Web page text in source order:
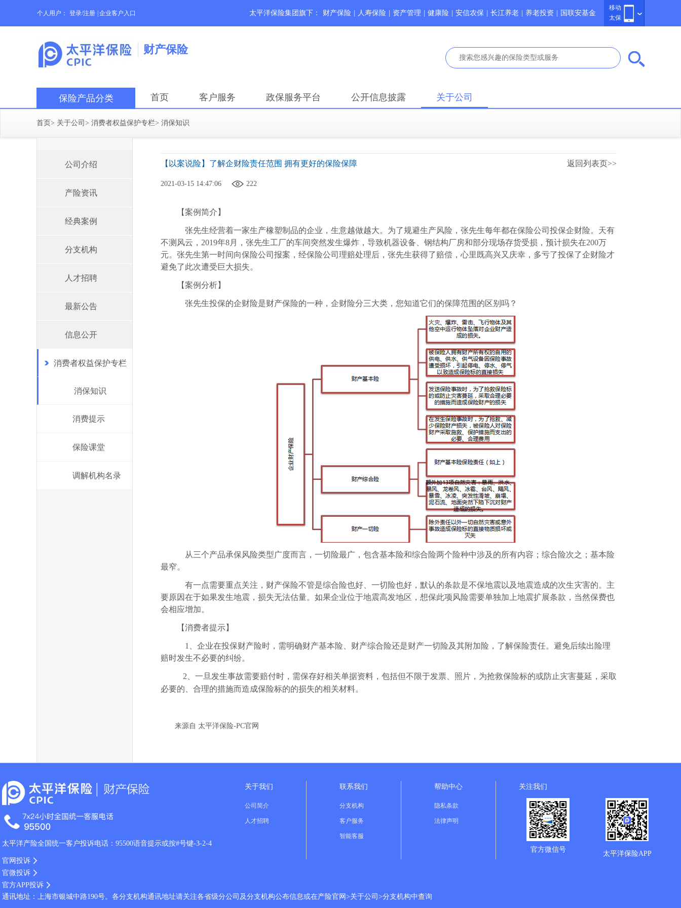
个人用户： 登录/注册 企业客户入口
移动
太保
太平洋保险集团旗下： 财产保险 人寿保险 资产管理 健康险 安信农保 长江养老 养老投资 国联安基金
财产保险
保险产品分类 首页 客户服务 政保服务平台 公开信息披露 关于公司
首页> 关于公司 > 消费者权益保护专栏> 消保知识
公司介绍
产险资讯
经典案例
分支机构
人才招聘
最新公告
信息公开
消费者权益保护专栏
消保知识
消费提示
保险课堂
调解机构名录
【以案说险】了解企财险责任范围 拥有更好的保险保障 返回列表页>>
2021-03-15 14:47:06 222
【案例简介】
张先生经营着一家生产橡塑制品的企业，生意越做越大。为了规避生产风险，张先生每年都在保险公司投保企财险。天有
不测风云，2019年8月，张先生工厂的车间突然发生爆炸，导致机器设备、钢结构厂房和部分现场存货受损，预计损失在200万
元。张先生第一时间向保险公司报案，经保险公司理赔处理后，张先生获得了赔偿，心里既高兴又庆幸，多亏了投保了企财险才
避免了此次遭受巨大损失。
【案例分析】
张先生投保的企财险是财产保险的一种，企财险分三大类，您知道它们的保障范围的区别吗？
从三个产品承保风险类型广度而言，一切险最广，包含基本险和综合险两个险种中涉及的所有内容；综合险次之；基本险
最窄。
有一点需要重点关注，财产保险不管是综合险也好、一切险也好，默认的条款是不保地震以及地震造成的次生灾害的。主
要原因在于如果发生地震，损失无法估量。如果企业位于地震高发地区，想保此项风险需要单独加上地震扩展条款，当然保费也
会相应增加。
【消费者提示】
1、企业在投保财产险时，需明确财产基本险、财产综合险还是财产一切险及其附加险，了解保险责任。避免后续出险理
赔时发生不必要的纠纷。
2、一旦发生事故需要赔付时，需保存好相关单据资料，包括但不限于发票、照片，为抢救保险标的或防止灾害蔓延，采取
必要的、合理的措施而造成保险标的的损失的相关材料。
来源自 太平洋保险-PC官网
太平洋产险全国统一客户投诉电话：95500语音提示或按#号键-3-2-4
官网投诉
官微投诉
官方APP投诉
通讯地址：上海市银城中路190号。各分支机构通讯地址请关注各省级分公司及分支机构公布信息或在产险官网>关于公司>分支机构中查询
关于我们
公司简介
人才招聘
联系我们
分支机构
客户服务
智能客服
帮助中心
隐私条款
法律声明
关注我们
官方微信号
太平洋保险APP